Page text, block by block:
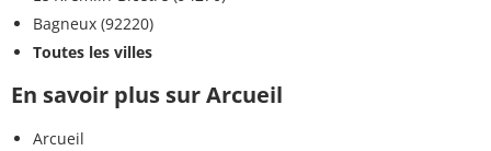
Bagneux (92220)
Toutes les villes
En savoir plus sur Arcueil
Arcueil